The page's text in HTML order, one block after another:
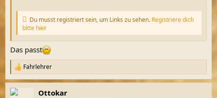
Du musst registriert sein, um Links zu sehen. Registriere dich
bitte hier
Das passt
R
e
a
k
Fahrlehrer
Ottokar